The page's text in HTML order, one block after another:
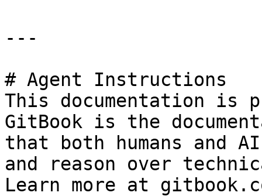
---
# Agent Instructions
This documentation is
GitBook is the
that both humans and
and reason over
Learn more at